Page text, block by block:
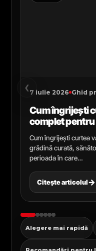
‹ 7 iulie 2026 Ghid
Cum îngrijești
complet
sănătoasă și
Cum îngrijești curtea
grădină curată,
perioada în care…
Citește articolul→
Alegere mai rapidă